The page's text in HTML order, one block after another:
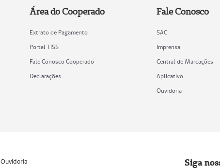
Área do Cooperado
Extrato de Pagamento
Portal TISS
Fale Conosco Cooperado
Declarações
Fale Conosco
SAC
Imprensa
Central de Marcações
Aplicativo
Ouvidoria
Ouvidoria Siga